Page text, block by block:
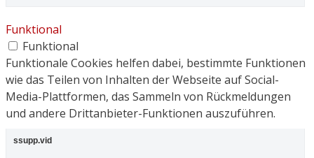
Funktional
Funktional
Funktionale Cookies helfen dabei, bestimmte Funktionen
wie das Teilen von Inhalten der Webseite auf Social-
Media-Plattformen, das Sammeln von Rückmeldungen
und andere Drittanbieter-Funktionen auszuführen.
ssupp.vid